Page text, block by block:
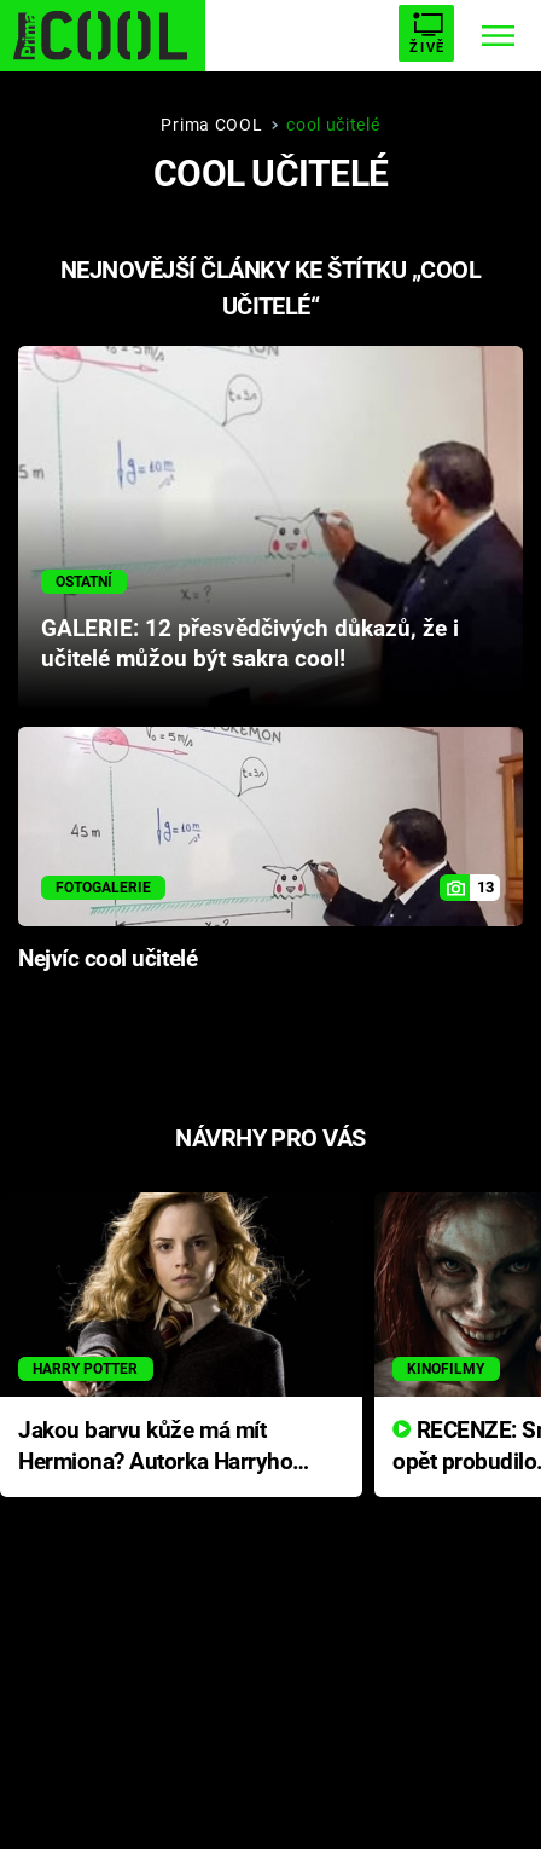
ŽIVĚ
STARHOUSE BUFFY, PŘEMOŽITELKA UPÍRŮ
PLNEJ KOTEL AVENGERS 5
Filmy
Hry
Cool Esport
Pořady
Sledujte prima+
Přihlášení
Sledujte nás
Prima COOL cool učitelé
COOL UČITELÉ
NEJNOVĚJŠÍ ČLÁNKY KE ŠTÍTKU „COOL
UČITELÉ“
OSTATNÍ
GALERIE: 12 přesvědčivých důkazů, že i
učitelé můžou být sakra cool!
FOTOGALERIE 13
Nejvíc cool učitelé
NÁVRHY PRO VÁS
HARRY POTTER
Jakou barvu kůže má mít
Hermiona? Autorka Harryho
Pottera přišla s ráznou
KINOFILMY
opět
přichází s